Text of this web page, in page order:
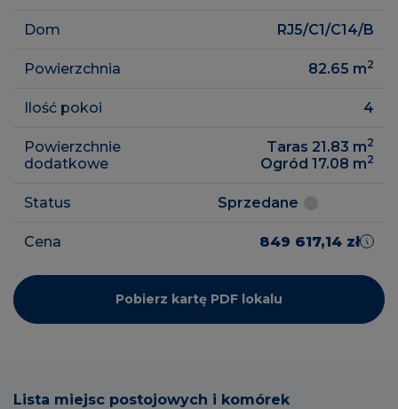
Dom RJ5/C1/C14/B
Powierzchnia 82.65 m2
Ilość pokoi 4
Powierzchnie
dodatkowe
Taras 21.83 m2
Ogród 17.08 m2
Status Sprzedane
Cena 849 617,14 zł
Pobierz kartę PDF lokalu
Lista miejsc postojowych i komórek